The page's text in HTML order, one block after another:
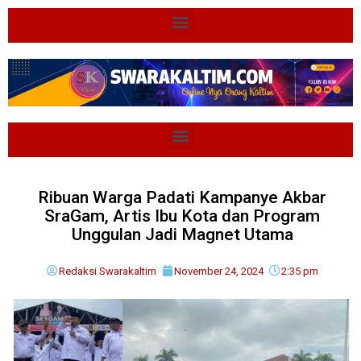
Ribuan Warga Padati Kampanye Akbar
SraGam, Artis Ibu Kota dan Program
Unggulan Jadi Magnet Utama
Redaksi Swarakaltim November 24, 2024 2:35 pm